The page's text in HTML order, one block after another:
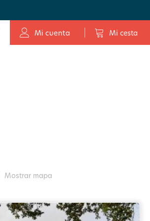
Mi cuenta Mi cesta
Mostrar mapa